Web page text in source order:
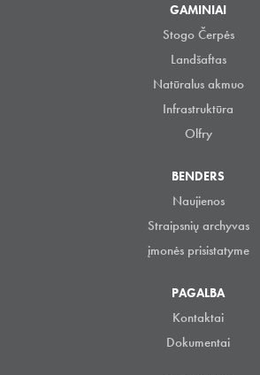
GAMINIAI
Stogo Čerpės
Landšaftas
Natūralus akmuo
Infrastruktūra
Olfry
BENDERS
Naujienos
Straipsnių archyvas
įmonės prisistatyme
PAGALBA
Kontaktai
Dokumentai